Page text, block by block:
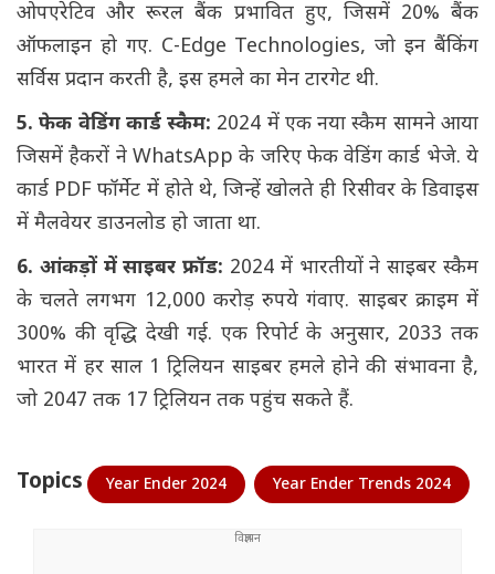
ओपएरेटिव और रूरल बैंक प्रभावित हुए, जिसमें 20% बैंक
ऑफलाइन हो गए. C-Edge Technologies, जो इन बैंकिंग
सर्विस प्रदान करती है, इस हमले का मेन टारगेट थी.
5. फेक वेडिंग कार्ड स्कैम: 2024 में एक नया स्कैम सामने आया
जिसमें हैकरों ने WhatsApp के जरिए फेक वेडिंग कार्ड भेजे. ये
कार्ड PDF फॉर्मेट में होते थे, जिन्हें खोलते ही रिसीवर के डिवाइस
में मैलवेयर डाउनलोड हो जाता था.
6. आंकड़ों में साइबर फ्रॉड: 2024 में भारतीयों ने साइबर स्कैम
के चलते लगभग 12,000 करोड़ रुपये गंवाए. साइबर क्राइम में
300% की वृद्धि देखी गई. एक रिपोर्ट के अनुसार, 2033 तक
भारत में हर साल 1 ट्रिलियन साइबर हमले होने की संभावना है,
जो 2047 तक 17 ट्रिलियन तक पहुंच सकते हैं.
Topics Year Ender 2024 Year Ender Trends 2024